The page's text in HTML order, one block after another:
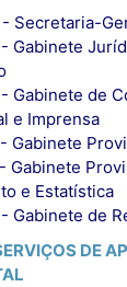
Secretaria-
Gabinete
Gabinete de
e Imprensa
Gabinete
Gabinete
e Estatística
Gabinete de
DE